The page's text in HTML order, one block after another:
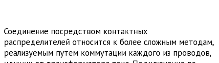
Соединение посредством контактных
распределителей относится к более сложным методам,
реализуемым путем коммутации каждого из проводов,